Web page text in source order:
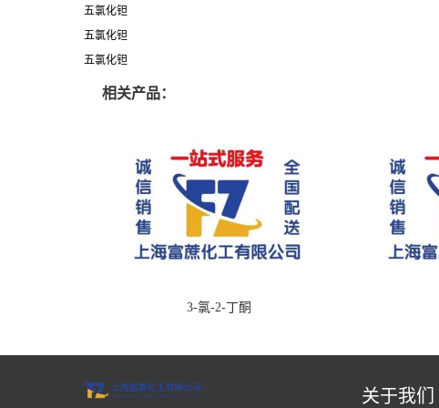
五氯化钽
五氯化钽
五氯化钽
相关产品：
3-氯-2-丁酮
关于我们